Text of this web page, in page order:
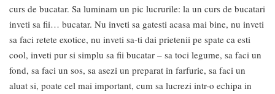
curs de bucatar. Sa luminam un pic lucrurile: la un curs de bucatari
inveti sa fii… bucatar. Nu inveti sa gatesti acasa mai bine, nu inveti
sa faci retete exotice, nu inveti sa-ti dai prietenii pe spate ca esti
cool, inveti pur si simplu sa fii bucatar – sa toci legume, sa faci un
fond, sa faci un sos, sa asezi un preparat in farfurie, sa faci un
aluat si, poate cel mai important, cum sa lucrezi intr-o echipa in